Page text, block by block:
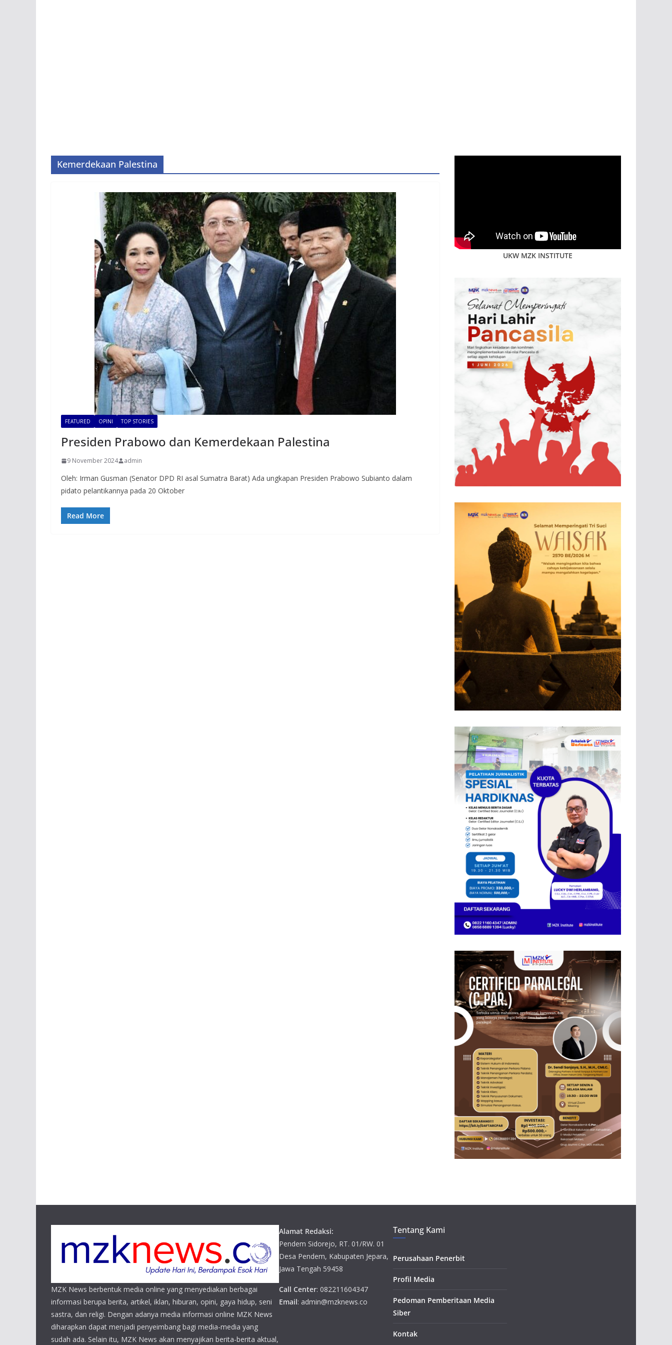
Kemerdekaan Palestina
FEATURED OPINI TOP STORIES
Presiden Prabowo dan Kemerdekaan Palestina
9 November 2024 admin
Oleh: Irman Gusman (Senator DPD RI asal Sumatra Barat) Ada ungkapan Presiden Prabowo Subianto dalam
pidato pelantikannya pada 20 Oktober
Read More
UKW MZK INSTITUTE
MZK News berbentuk media online yang menyediakan berbagai
informasi berupa berita, artikel, iklan, hiburan, opini, gaya hidup, seni
sastra, dan religi. Dengan adanya media informasi online MZK News
diharapkan dapat menjadi penyeimbang bagi media-media yang
sudah ada. Selain itu, MZK News akan menyajikan berita-berita aktual,
Alamat Redaksi:
Pendem Sidorejo, RT. 01/RW. 01
Desa Pendem, Kabupaten Jepara,
Jawa Tengah 59458
Call Center: 082211604347
Email: admin@mzknews.co
Tentang Kami
Perusahaan Penerbit
Profil Media
Pedoman Pemberitaan Media
Siber
Kontak